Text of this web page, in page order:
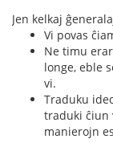
Jen kelkaj
Vi povas
Ne timu
longe, eble
vi.
Traduku
traduki ĉiun
manierojn